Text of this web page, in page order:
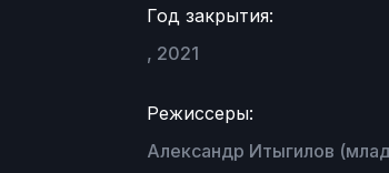
Год закрытия:
, 2021
Режиссеры:
Александр Итыгилов